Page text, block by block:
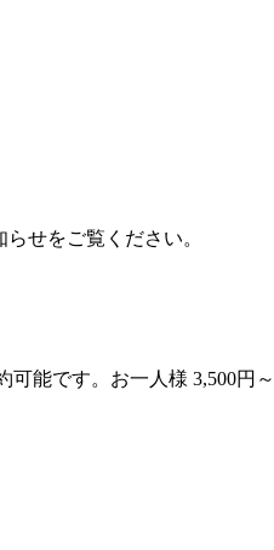
せをご覧ください。
能です。お一人様 3,500円